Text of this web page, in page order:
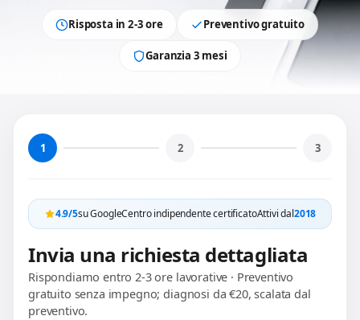
Risposta in 2-3 ore Preventivo gratuito
Garanzia 3 mesi
1 2 3
4.9/5su GoogleCentro indipendente certificatoAttivi dal2018
Invia una richiesta dettagliata
Rispondiamo entro 2-3 ore lavorative · Preventivo
gratuito senza impegno; diagnosi da €20, scalata dal
preventivo.